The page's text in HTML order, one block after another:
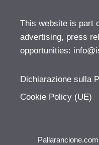
This website is part
advertising, press
opportunities:
Dichiarazione sulla
Cookie Policy (UE)